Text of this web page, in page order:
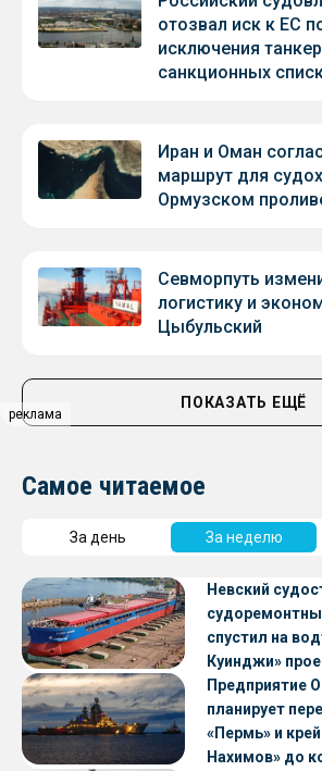
реклама
отозвал иск к ЕС
исключения
санкционных
Иран и Оман
маршрут для
Ормузском
Севморпуть
логистику и
Цыбульский
ПОКАЗАТЬ ЕЩЁ
Самое читаемое
За день За неделю
Невский
спустил на
Куинджи»
Предприятие
планирует
«Пермь» и
Нахимов» до